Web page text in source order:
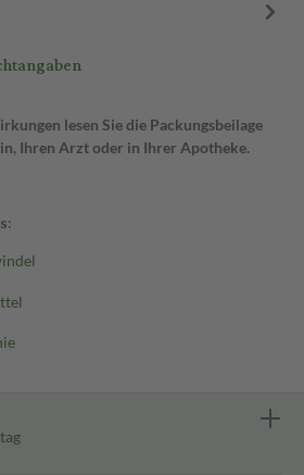
lesen Sie die Packungsbeilage
Ihren Arzt oder in Ihrer Apotheke.